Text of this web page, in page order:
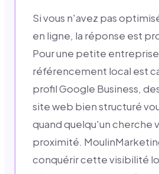
Si vous n'avez pas
en ligne, la réponse est
Pour une petite
référencement local est
profil Google Business,
site web bien structuré
quand quelqu'un cherche
proximité.
conquérir cette visibilité